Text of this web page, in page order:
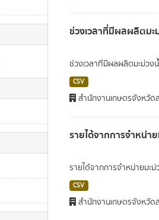
ช่วงเวลาที่มีผลผลิตม
ช่วงเวลาที่มีผลผลิตมะม่ว
CSV
สำนักงานเกษตรจังหวัด
รายได้จากการจำหน่า
รายได้จากการจำหน่ายมะ
CSV
สำนักงานเกษตรจังหวัด